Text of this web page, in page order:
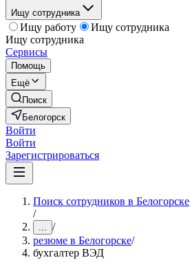
Ищу сотрудника
Ищу работу
Ищу сотрудника
Ищу сотрудника
Сервисы
Помощь
Ещё
Поиск
Белогорск
Войти
Войти
Зарегистрироваться
Поиск сотрудников в Белогорске
/
... /
резюме в Белогорске/
бухгалтер ВЭД